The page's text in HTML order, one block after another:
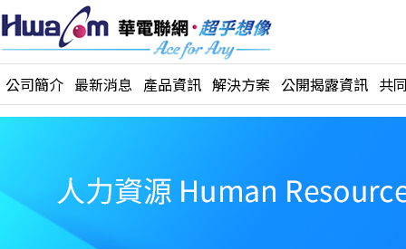
公司簡介 最新消息 產品資訊 解決方案 公開揭露資訊 共